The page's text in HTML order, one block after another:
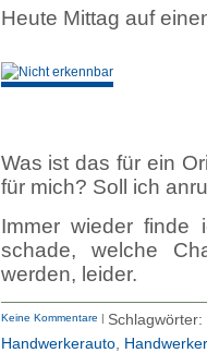
Heute Mittag auf
Was ist das für ein
für mich? Soll ich
Immer wieder finde
schade, welche
werden, leider.
Keine Kommentare |
Handwerkerauto,